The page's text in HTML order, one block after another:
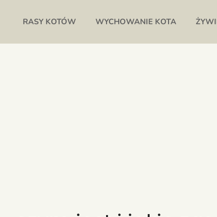
RASY KOTÓW WYCHOWANIE KOTA